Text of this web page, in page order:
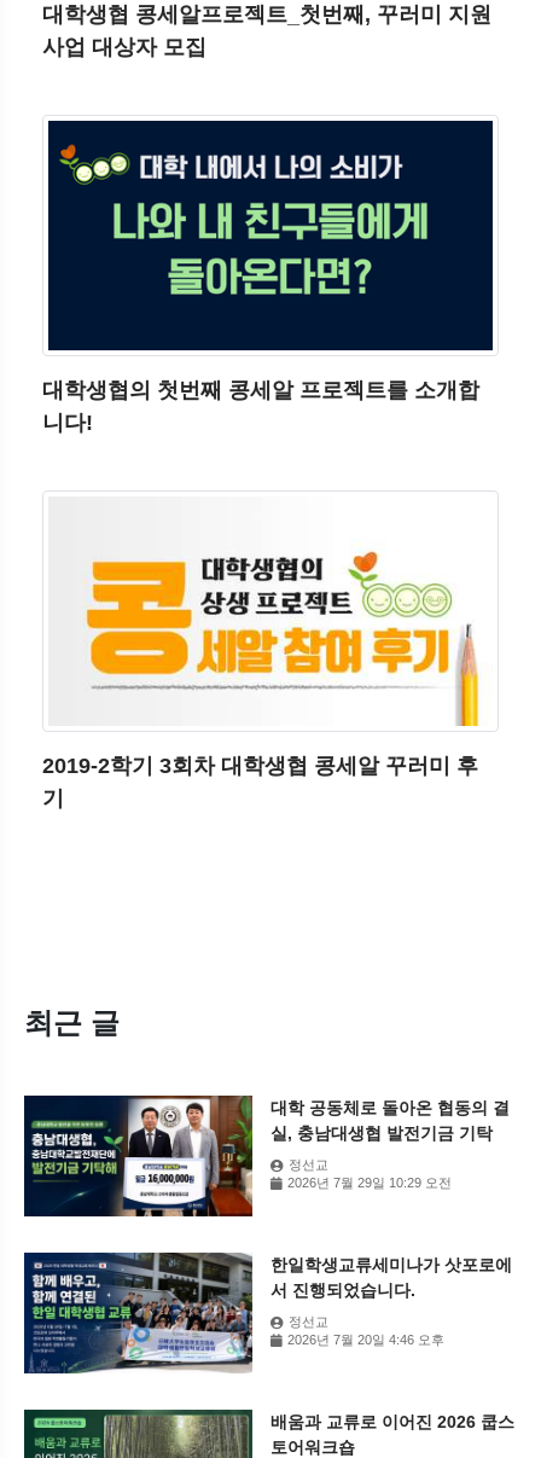
대학생협 콩세알프로젝트_첫번째, 꾸러미 지원
사업 대상자 모집
대학생협의 첫번째 콩세알 프로젝트를 소개합
니다!
2019-2학기 3회차 대학생협 콩세알 꾸러미 후
기
최근 글
대학 공동체로 돌아온 협동의 결
실, 충남대생협 발전기금 기탁
정선교
2026년 7월 29일 10:29 오전
한일학생교류세미나가 삿포로에
서 진행되었습니다.
정선교
2026년 7월 20일 4:46 오후
배움과 교류로 이어진 2026 쿱스
토어워크숍